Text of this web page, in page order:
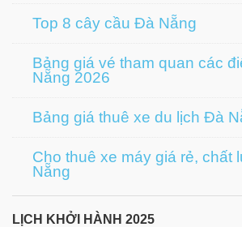
Top 8 cây cầu Đà Nẵng
Bảng giá vé tham quan các
Nẵng 2026
Bảng giá thuê xe du lịch Đà
Cho thuê xe máy giá rẻ, chất
Nẵng
LỊCH KHỞI HÀNH 2025